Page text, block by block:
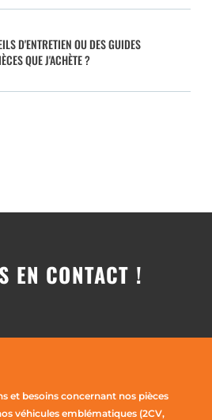
D'ENTRETIEN OU DES GUIDES
QUE J'ACHÈTE ?
EN CONTACT !
et besoins concernant nos pièces
véhicules emblématiques (2CV,